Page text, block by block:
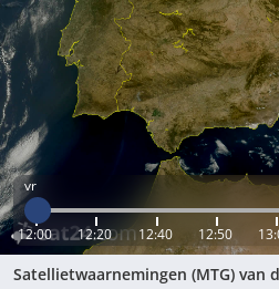
vr
12:00 12:20 12:40 12:50
Satellietwaarnemingen (MTG) van